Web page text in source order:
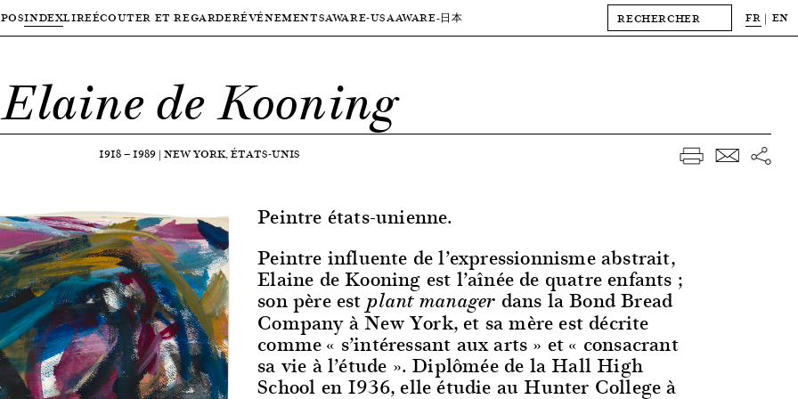
INDEXLIREÉCOUTER ET REGARDERÉVÉNEMENTSAWARE-USAAWARE-日本 FR EN
Elaine de Kooning
1918—1989 | NEW YORK, ÉTATS-UNIS
Peintre états-unienne.
Peintre influente de l’expressionnisme abstrait,
Elaine de Kooning est l’aînée de quatre enfants ;
son père est plant manager dans la Bond Bread
Company à New York, et sa mère est décrite
comme « s’intéressant aux arts » et « consacrant
sa vie à l’étude ». Diplômée de la Hall High
School en 1936, elle étudie au Hunter College à